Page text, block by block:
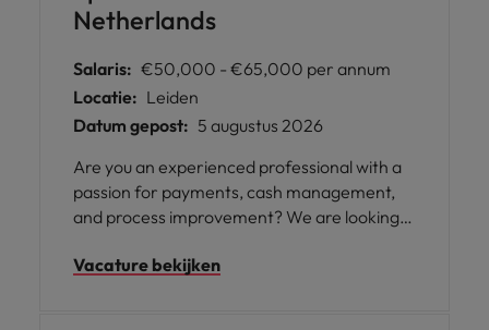
Netherlands
Salaris: €50,000 - €65,000 per annum
Locatie: Leiden
Datum gepost: 5 augustus 2026
Are you an experienced professional with a
passion for payments, cash management,
and process improvement? We are looking
our team. In this role, you will manage end-
Vacature bekijken